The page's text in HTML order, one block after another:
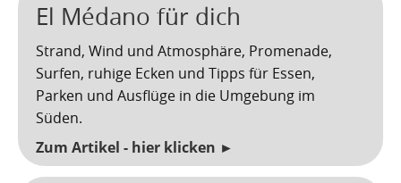
El Médano für dich
Strand, Wind und Atmosphäre, Promenade,
Surfen, ruhige Ecken und Tipps für Essen,
Parken und Ausflüge in die Umgebung im
Süden.
Zum Artikel - hier klicken ►